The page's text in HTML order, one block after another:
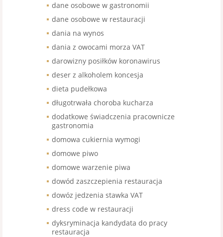
dane osobowe w gastronomii
dane osobowe w restauracji
dania na wynos
dania z owocami morza VAT
darowizny posiłków koronawirus
deser z alkoholem koncesja
dieta pudełkowa
długotrwała choroba kucharza
dodatkowe świadczenia pracownicze
gastronomia
domowa cukiernia wymogi
domowe piwo
domowe warzenie piwa
dowód zaszczepienia restauracja
dowóz jedzenia stawka VAT
dress code w restauracji
dyksryminacja kandydata do pracy
restauracja